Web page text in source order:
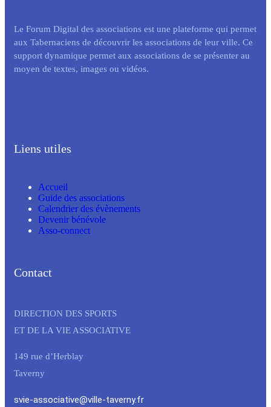
Le Forum Digital des associations est une plateforme qui permet
aux Tabernaciens de découvrir les associations de leur ville. Ce
support dynamique permet aux associations de se présenter au
moyen de textes, images ou vidéos.
Liens utiles
Accueil
Guide des associations
Calendrier des évènements
Devenir bénévole
Asso-connect
Contact
DIRECTION DES SPORTS
ET DE LA VIE ASSOCIATIVE
149 rue d’Herblay
Taverny
svie-associative@ville-taverny.fr